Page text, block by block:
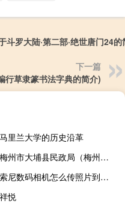
斗罗大陆·第二部·绝世唐门24
下一篇
行草隶篆书法字典的简介)
马里兰大学的历史沿革
梅州市大埔县民政局（梅州市大埔县民俗文化）
索尼数码相机怎么传照片到电脑上（索尼f717性能怎么样 索尼f717数码相机简介）
祥悦